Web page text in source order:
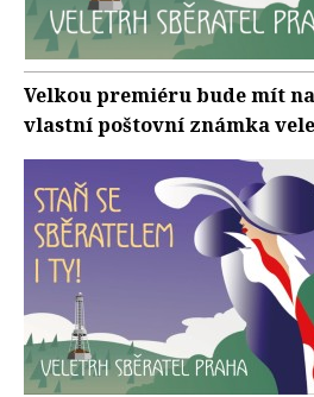
Velkou premiéru bude mít
vlastní poštovní známka